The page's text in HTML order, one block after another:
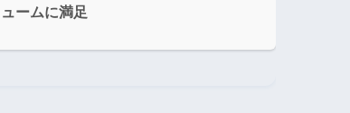
ュームに満足